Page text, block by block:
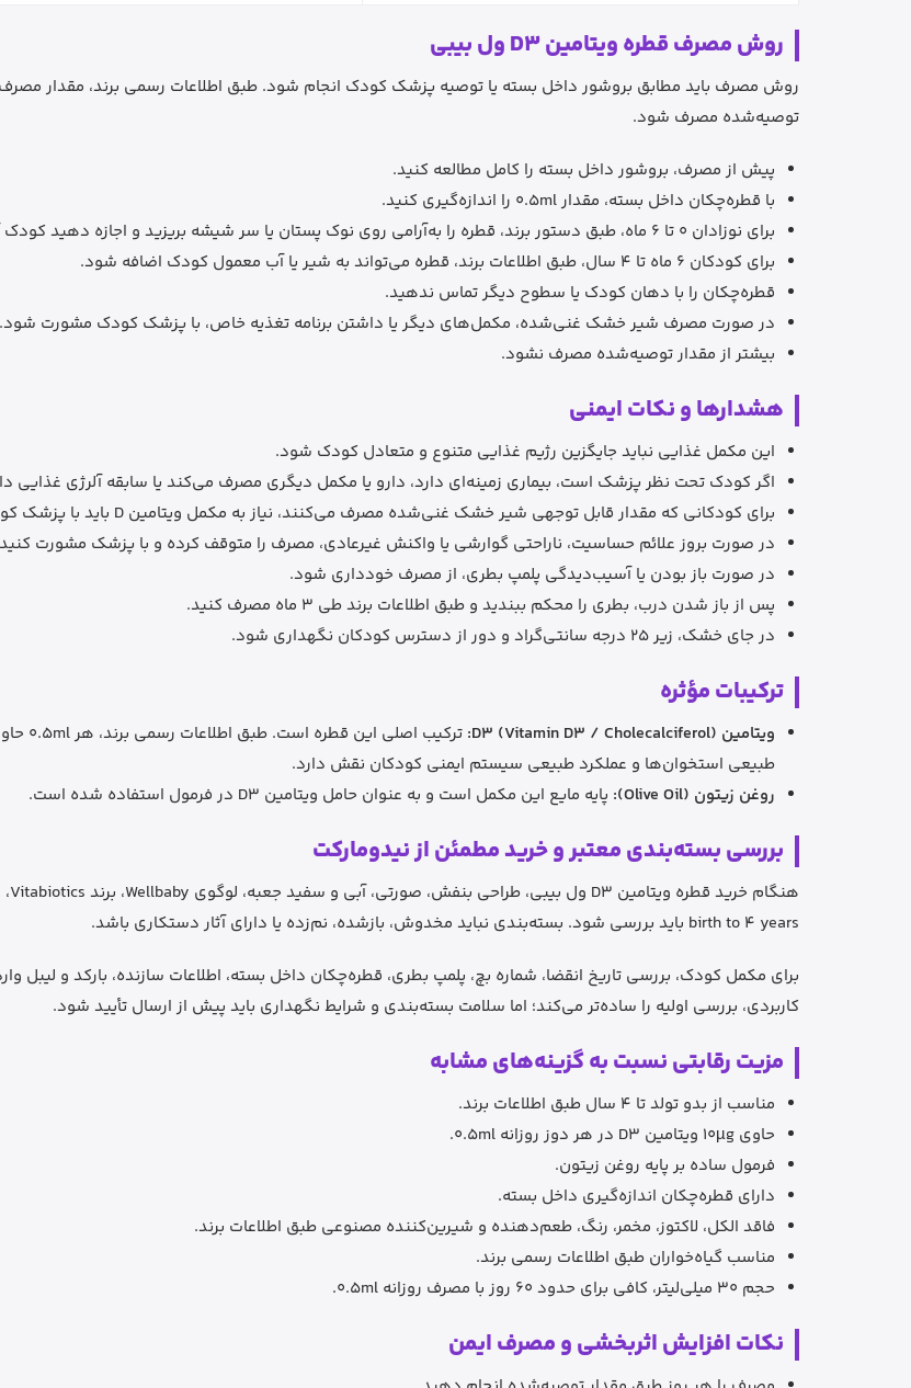
روش مصرف قطره ویتامین D3 ول بیبی
توصیه‌شده مصرف شود.
پیش از مصرف، بروشور داخل بسته را کامل مطالعه کنید.
با قطره‌چکان داخل بسته، مقدار 0.5ml را اندازه‌گیری کنید.
برای نوزادان 0 تا 6 ماه، طبق دستور برند، قطره را به‌آرامی روی نوک پستان یا سر شیشه بریزید و اجازه دهید کودک آن را دریافت کند.
برای کودکان 6 ماه تا 4 سال، طبق اطلاعات برند، قطره می‌تواند به شیر یا آب معمول کودک اضافه شود.
قطره‌چکان را با دهان کودک یا سطوح دیگر تماس ندهید.
در صورت مصرف شیر خشک غنی‌شده، مکمل‌های دیگر یا داشتن برنامه تغذیه خاص، با پزشک کودک مشورت شود.
بیشتر از مقدار توصیه‌شده مصرف نشود.
هشدارها و نکات ایمنی
این مکمل غذایی نباید جایگزین رژیم غذایی متنوع و متعادل کودک شود.
اگر کودک تحت نظر پزشک است، بیماری زمینه‌ای دارد، دارو یا مکمل دیگری مصرف می‌کند یا سابقه آلرژی
برای کودکانی که مقدار قابل توجهی شیر خشک غنی‌شده مصرف می‌کنند، نیاز به مکمل ویتامین D باید با پزشک کودک بررسی شود.
در صورت بروز علائم حساسیت، ناراحتی گوارشی یا واکنش غیرعادی، مصرف را متوقف کرده و با پزشک مشورت
در صورت باز بودن یا آسیب‌دیدگی پلمپ بطری، از مصرف خودداری شود.
پس از باز شدن درب، بطری را محکم ببندید و طبق اطلاعات برند طی 3 ماه مصرف کنید.
در جای خشک، زیر 25 درجه سانتی‌گراد و دور از دسترس کودکان نگهداری شود.
ترکیبات مؤثره
ویتامین D3 (Vitamin D3 / Cholecalciferol):
طبیعی استخوان‌ها و عملکرد طبیعی سیستم ایمنی کودکان نقش دارد.
روغن زیتون (Olive Oil):
پایه مایع این مکمل است و به عنوان حامل ویتامین D3 در فرمول استفاده شده است.
بررسی بسته‌بندی معتبر و خرید مطمئن از نیدومارکت
birth to 4 years باید بررسی شود. بسته‌بندی نباید مخدوش، بازشده، نم‌زده یا دارای آثار دستکاری باشد.
برای مکمل کودک، بررسی تاریخ انقضا، شماره بچ، پلمپ بطری، قطره‌چکان داخل بسته، اطلاعات سازنده، بارکد و لیبل
کاربردی، بررسی اولیه را ساده‌تر می‌کند؛ اما سلامت بسته‌بندی و شرایط نگهداری باید پیش از ارسال تأیید شود.
مزیت رقابتی نسبت به گزینه‌های مشابه
مناسب از بدو تولد تا 4 سال طبق اطلاعات برند.
حاوی 10µg ویتامین D3 در هر دوز روزانه 0.5ml.
فرمول ساده بر پایه روغن زیتون.
دارای قطره‌چکان اندازه‌گیری داخل بسته.
فاقد الکل، لاکتوز، مخمر، رنگ، طعم‌دهنده و شیرین‌کننده مصنوعی طبق اطلاعات برند.
مناسب گیاه‌خواران طبق اطلاعات رسمی برند.
حجم 30 میلی‌لیتر، کافی برای حدود 60 روز با مصرف روزانه 0.5ml.
نکات افزایش اثربخشی و مصرف ایمن